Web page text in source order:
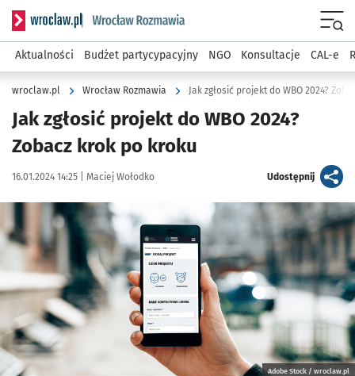
Serwis informacyjny wroclaw.pl podserwis: Rozmawia
Aktualności Budżet partycypacyjny NGO Konsultacje CAL-e
wroclaw.pl Wrocław Rozmawia Jak zgłosić projekt do WBO 2024?
Jak zgłosić projekt do WBO 2024?
Zobacz krok po kroku
Data publikacji:
16.01.2024 14:25 | Autor:
Maciej Wołodko Udostępnijartykuł
Kliknij, aby powiększyć
Adobe Stock / wroclaw.pl